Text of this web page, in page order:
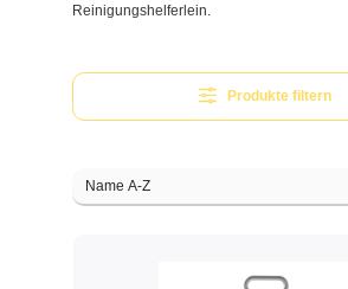
Reinigungshelferlein.
Produkte filtern